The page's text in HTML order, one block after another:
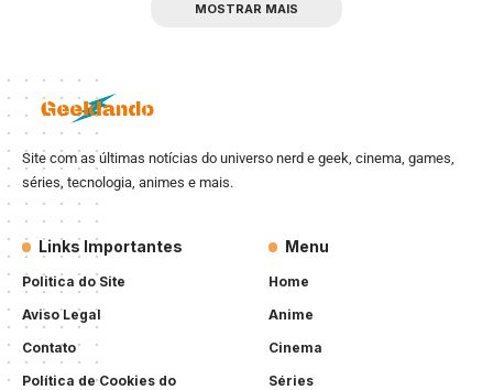
MOSTRAR MAIS
Site com as últimas notícias do universo nerd e geek, cinema, games,
séries, tecnologia, animes e mais.
Links Importantes
Politica do Site
Aviso Legal
Contato
Política de Cookies do
Menu
Home
Anime
Cinema
Séries